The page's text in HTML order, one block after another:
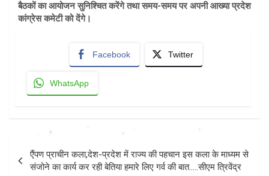
बैठकों का आयोजन सुनिश्चित करेंगे तथा समय-समय पर अपनी आख्या प्रदेश
कांग्रेस कमेटी को देंगे।
Facebook Twitter
WhatsApp
Post
navigation
एैंपण प्राचीन कला,देश-प्रदेश में राज्य की पहचान इस कला के माध्यम से
संजोने का कार्य कर रही बेतिया हमारे लिए गर्व की बात…..सीएम त्रिवेंद्र